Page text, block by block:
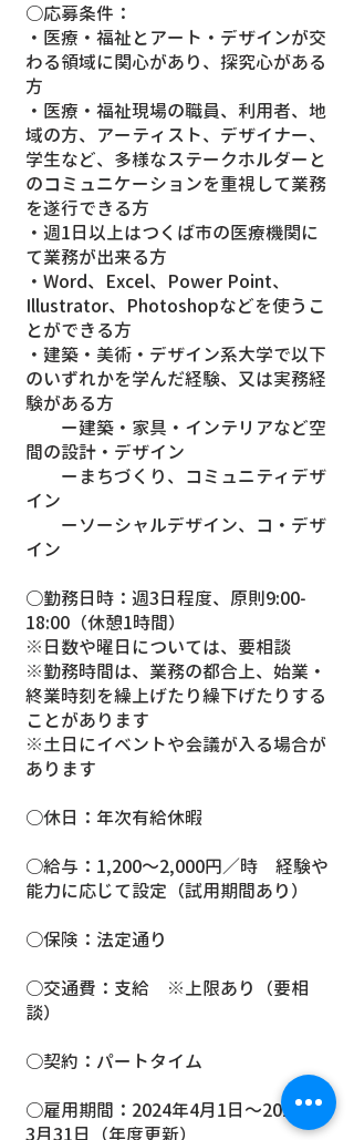
○応募条件：
・医療・福祉とアート・デザインが交
わる領域に関心があり、探究心がある
方
・医療・福祉現場の職員、利用者、地
域の方、アーティスト、デザイナー、
学生など、多様なステークホルダーと
のコミュニケーションを重視して業務
を遂行できる方
・週1日以上はつくば市の医療機関に
て業務が出来る方
・Word、Excel、Power Point、
Illustrator、Photoshopなどを使うこ
とができる方
・建築・美術・デザイン系大学で以下
のいずれかを学んだ経験、又は実務経
験がある方
ー建築・家具・インテリアなど空
間の設計・デザイン
ーまちづくり、コミュニティデザ
イン
ーソーシャルデザイン、コ・デザ
イン
○勤務日時：週3日程度、原則9:00-
18:00（休憩1時間）
※日数や曜日については、要相談
※勤務時間は、業務の都合上、始業・
終業時刻を繰上げたり繰下げたりする
ことがあります
※土日にイベントや会議が入る場合が
あります
○休日：年次有給休暇
○給与：1,200〜2,000円／時 経験や
能力に応じて設定（試用期間あり）
○保険：法定通り
○交通費：支給 ※上限あり（要相
談）
○契約：パートタイム
○雇用期間：2024年4月1日〜2025年
3月31日（年度更新）